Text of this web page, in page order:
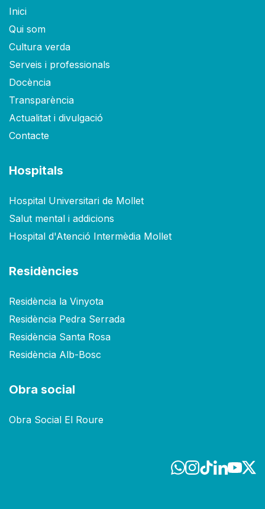
Inici
Qui som
Cultura verda
Serveis i professionals
Docència
Transparència
Actualitat i divulgació
Contacte
Hospitals
Hospital Universitari de Mollet
Salut mental i addicions
Hospital d'Atenció Intermèdia Mollet
Residències
Residència la Vinyota
Residència Pedra Serrada
Residència Santa Rosa
Residència Alb-Bosc
Obra social
Obra Social El Roure